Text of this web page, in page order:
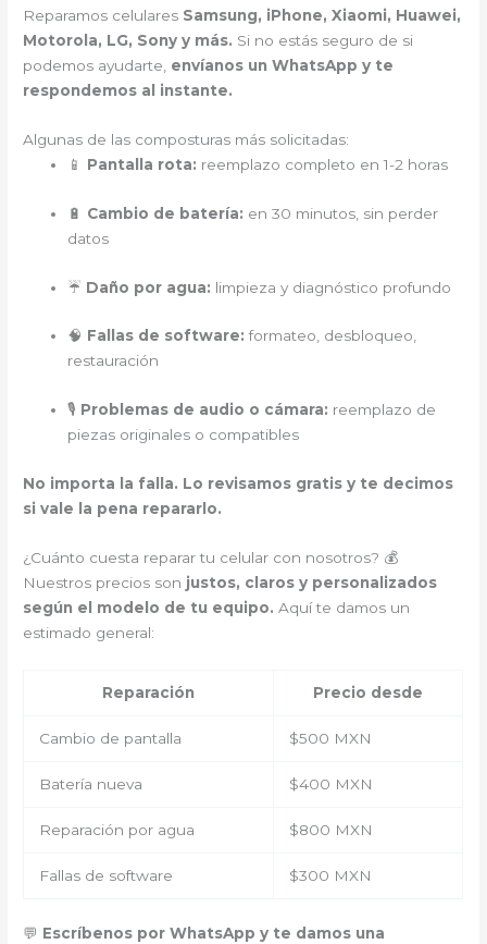
Reparamos celulares Samsung, iPhone, Xiaomi, Huawei,
Motorola, LG, Sony y más. Si no estás seguro de si
podemos ayudarte, envíanos un WhatsApp y te
respondemos al instante.
Algunas de las composturas más solicitadas:
📱 Pantalla rota: reemplazo completo en 1-2 horas
🔋 Cambio de batería: en 30 minutos, sin perder
datos
☔ Daño por agua: limpieza y diagnóstico profundo
🧠 Fallas de software: formateo, desbloqueo,
restauración
🎙️ Problemas de audio o cámara: reemplazo de
piezas originales o compatibles
No importa la falla. Lo revisamos gratis y te decimos
si vale la pena repararlo.
¿Cuánto cuesta reparar tu celular con nosotros? 💰
Nuestros precios son justos, claros y personalizados
según el modelo de tu equipo. Aquí te damos un
estimado general:
Reparación Precio desde
Cambio de pantalla $500 MXN
Batería nueva $400 MXN
Reparación por agua $800 MXN
Fallas de software $300 MXN
💬 Escríbenos por WhatsApp y te damos una